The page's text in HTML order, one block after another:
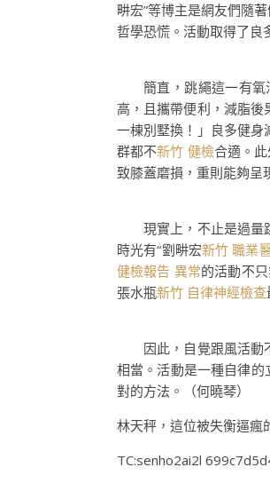
畊宏”等博主是網友們隨
哲學恐慌。活動取得了良
簡直，跳繩這一有
高，且攜帶便利，減脂
一棟別墅換！」良多健身
群都不新竹 健檢合適。
致膝蓋磨損，重則能夠呈
現實上，不止是過量
時光有“劉畊宏新竹 職業
健檢報告 異常的活動不
張水瓶新竹 自律神經檢查
因此，自覺跟風活
相當。活動是一種自律
對的方法。（何曉琴）
林天秤，這位被失衡逼瘋
TC:senho2ai2l